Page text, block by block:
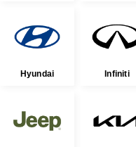
Hyundai Infiniti